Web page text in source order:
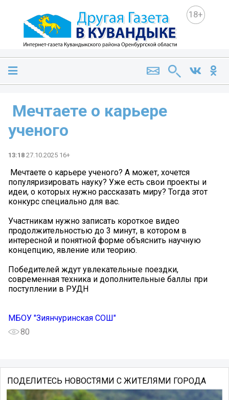
18+
️ Мечтаете о карьере
ученого
13:18 27.10.2025 16+
️ Мечтаете о карьере ученого? А может, хочется
популяризировать науку? Уже есть свои проекты и
идеи, о которых нужно рассказать миру? Тогда этот
конкурс специально для вас.
Участникам нужно записать короткое видео
продолжительностью до 3 минут, в котором в
интересной и понятной форме объяснить научную
концепцию, явление или теорию.
Победителей ждут увлекательные поездки,
современная техника и дополнительные баллы при
поступлении в РУДН
МБОУ "Зиянчуринская СОШ"
80
ПОДЕЛИТЕСЬ НОВОСТЯМИ С ЖИТЕЛЯМИ ГОРОДА